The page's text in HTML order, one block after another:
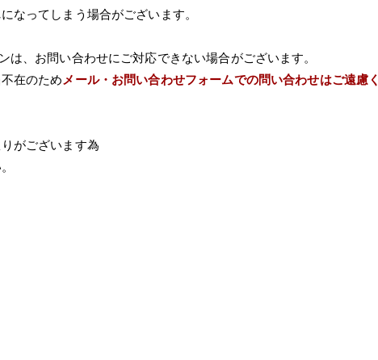
なってしまう場合がございます。
、お問い合わせにご対応できない場合がございます。
在のため メール・お問い合わせフォームでの問い合わせはご遠慮く
がございます為